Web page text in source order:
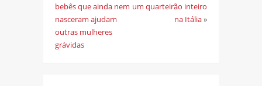
bebês que ainda nem
nasceram ajudam
outras mulheres
grávidas
um quarteirão inteiro
na Itália»